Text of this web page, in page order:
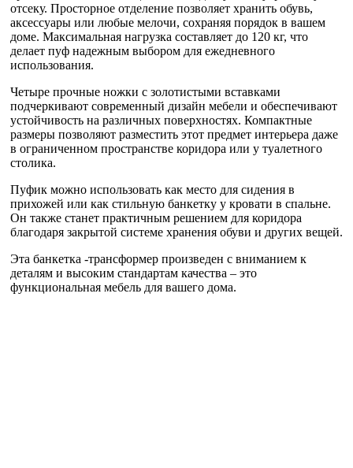
отсеку. Просторное отделение позволяет хранить обувь,
аксессуары или любые мелочи, сохраняя порядок в вашем
доме. Максимальная нагрузка составляет до 120 кг, что
делает пуф надежным выбором для ежедневного
использования.
Четыре прочные ножки с золотистыми вставками
подчеркивают современный дизайн мебели и обеспечивают
устойчивость на различных поверхностях. Компактные
размеры позволяют разместить этот предмет интерьера даже
в ограниченном пространстве коридора или у туалетного
столика.
Пуфик можно использовать как место для сидения в
прихожей или как стильную банкетку у кровати в спальне.
Он также станет практичным решением для коридора
благодаря закрытой системе хранения обуви и других вещей.
Эта банкетка -трансформер произведен с вниманием к
деталям и высоким стандартам качества – это
функциональная мебель для вашего дома.